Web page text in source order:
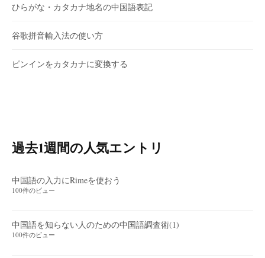
ひらがな・カタカナ地名の中国語表記
谷歌拼音輸入法の使い方
ピンインをカタカナに変換する
過去1週間の人気エントリ
中国語の入力にRimeを使おう
100件のビュー
中国語を知らない人のための中国語調査術(1)
100件のビュー